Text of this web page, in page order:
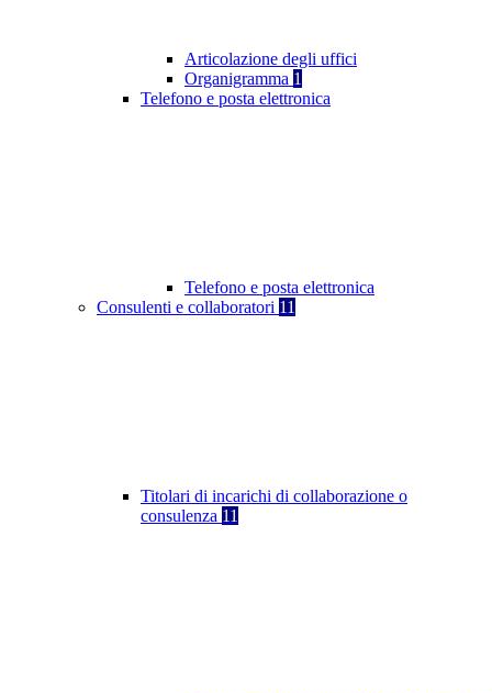
Articolazione degli uffici
Organigramma 1
Telefono e posta elettronica
Telefono e posta elettronica
Consulenti e collaboratori 11
Titolari di incarichi di collaborazione o
consulenza 11